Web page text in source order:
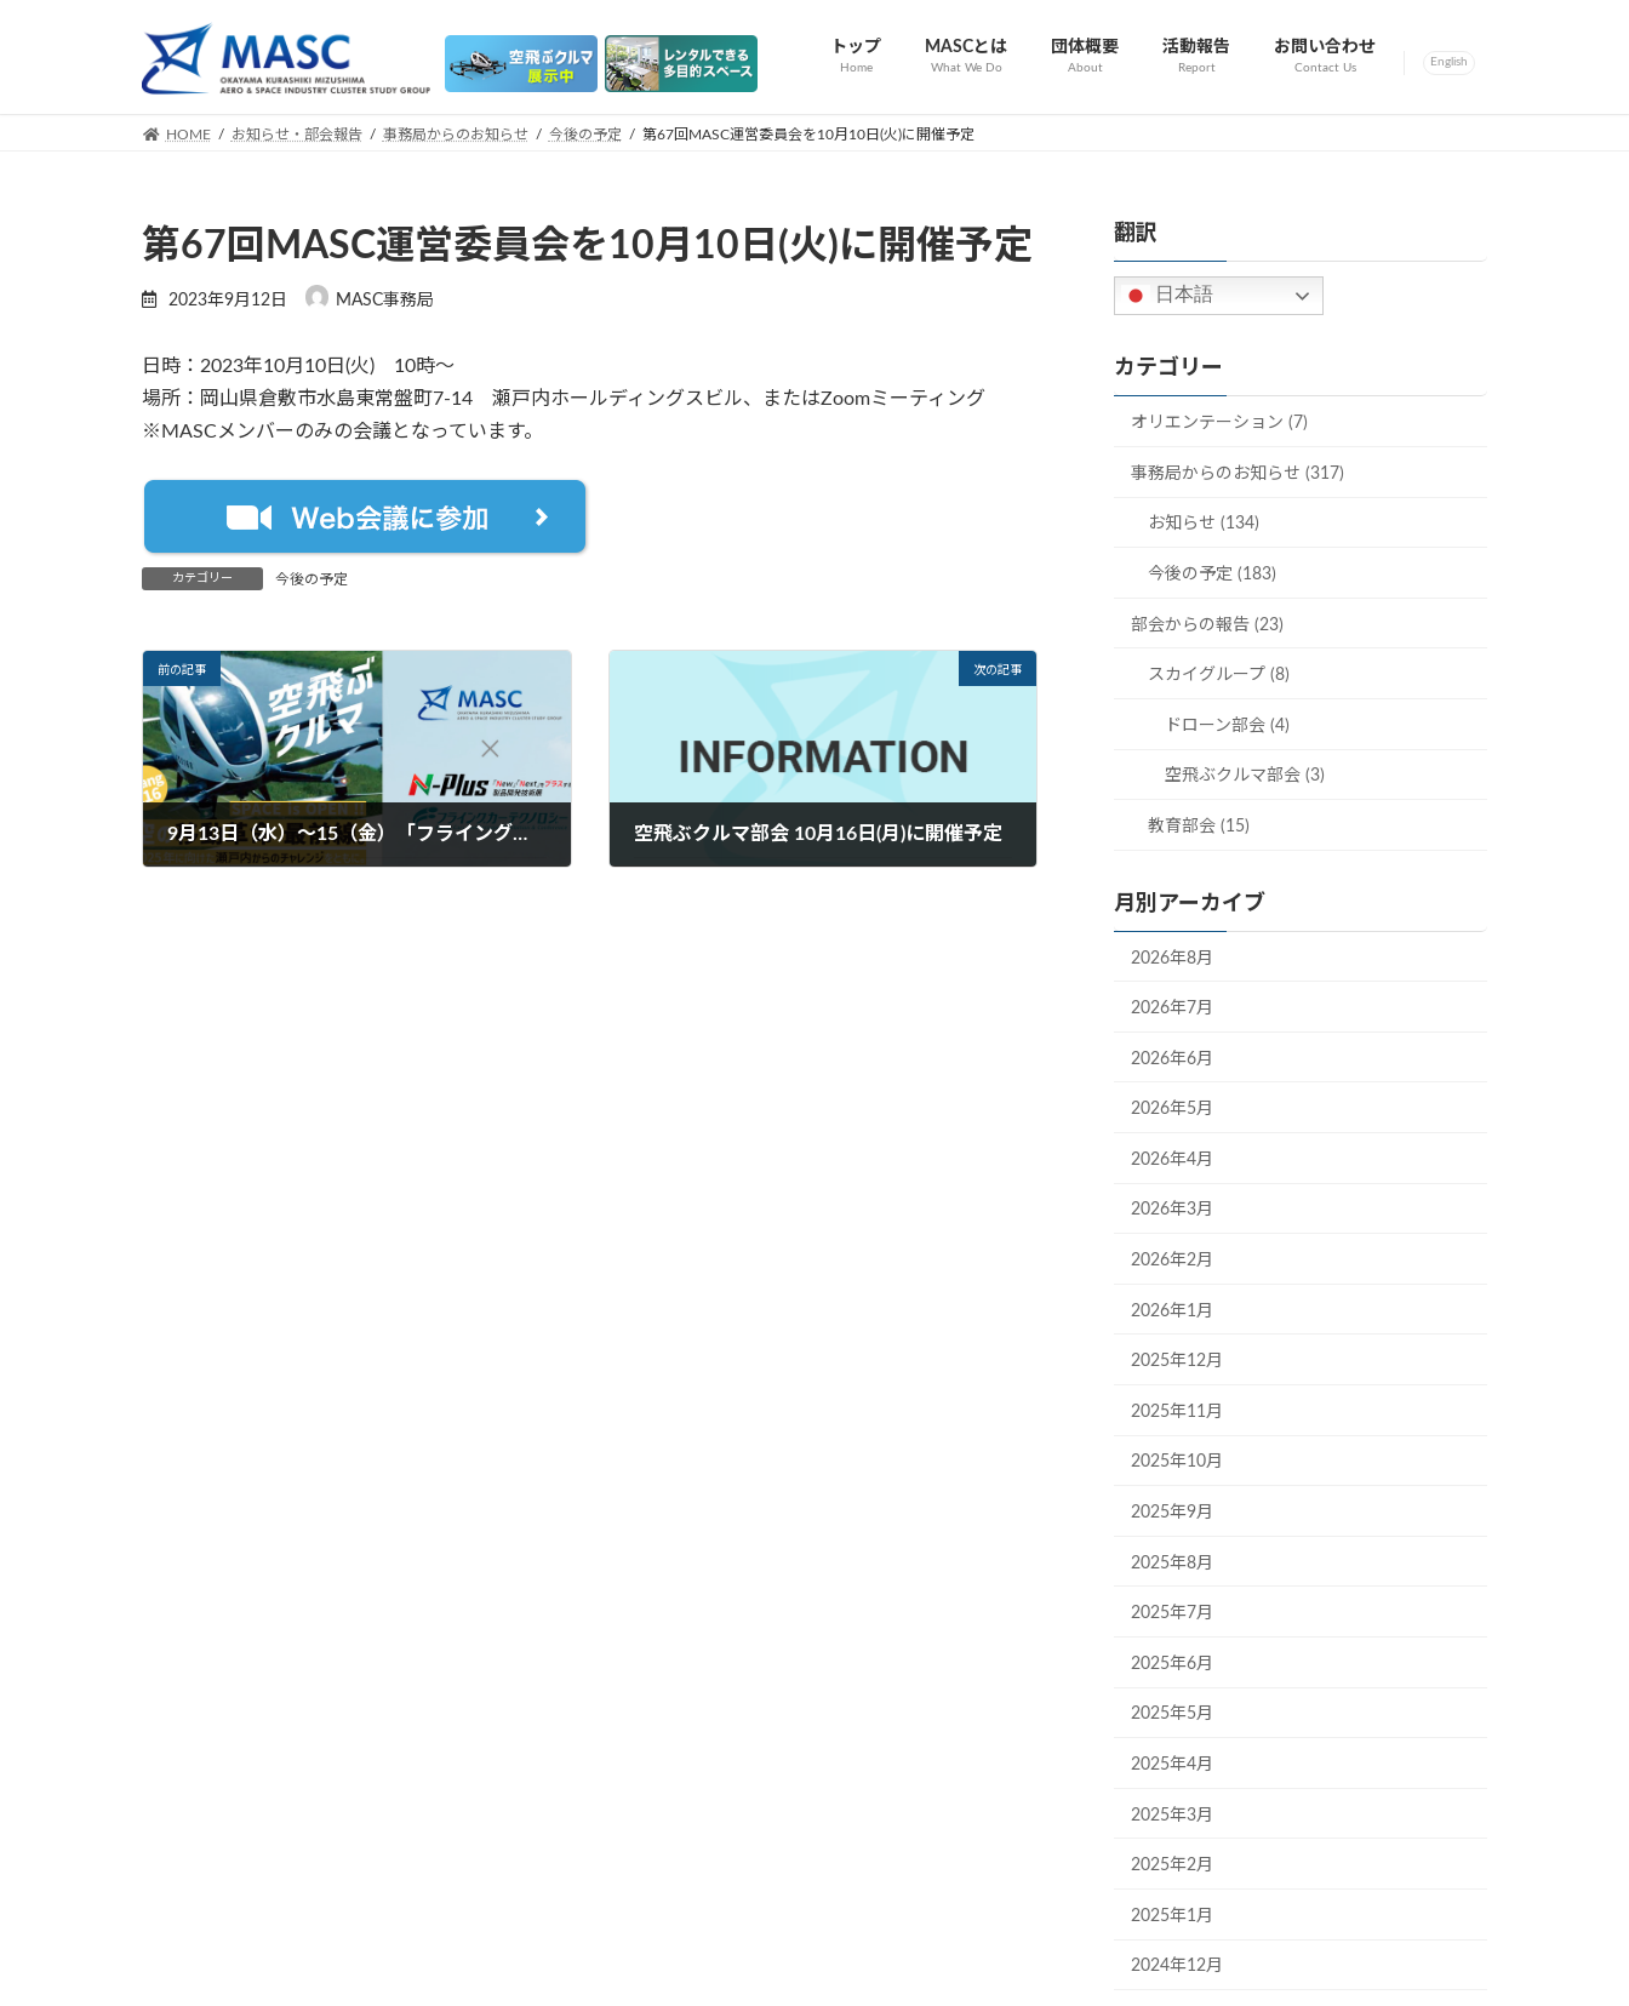
トップ
Home
MASCとは
What We Do
団体概要
About
活動報告
Report
お問い合わせ
Contact Us English
HOME お知らせ・部会報告 事務局からのお知らせ 今後の予定 第67回MASC運営委員会を10月10日(火)に開催予定
第67回MASC運営委員会を10月10日(火)に開催予定
2023年9月12日 MASC事務局
日時：2023年10月10日(火) 10時～
場所：岡山県倉敷市水島東常盤町7-14 瀬戸内ホールディングスビル、またはZoomミーティング
※MASCメンバーのみの会議となっています。
カテゴリー 今後の予定
前の記事
9月13日（水）～15（金）「フライングカーテクノロジー」に出展
次の記事
空飛ぶクルマ部会 10月16日(月)に開催予定
翻訳
日本語
カテゴリー
オリエンテーション (7)
事務局からのお知らせ (317)
お知らせ (134)
今後の予定 (183)
部会からの報告 (23)
スカイグループ (8)
ドローン部会 (4)
空飛ぶクルマ部会 (3)
教育部会 (15)
月別アーカイブ
2026年8月
2026年7月
2026年6月
2026年5月
2026年4月
2026年3月
2026年2月
2026年1月
2025年12月
2025年11月
2025年10月
2025年9月
2025年8月
2025年7月
2025年6月
2025年5月
2025年4月
2025年3月
2025年2月
2025年1月
2024年12月